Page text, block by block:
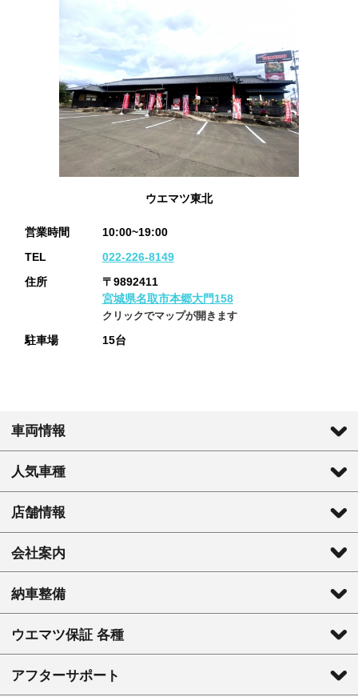
ウエマツ東北
営業時間
10:00~19:00
TEL
022-226-8149
住所
〒9892411
宮城県名取市本郷大門158
クリックでマップが開きます
駐車場 15台
車両情報
人気車種
店舗情報
会社案内
納車整備
ウエマツ保証 各種
アフターサポート